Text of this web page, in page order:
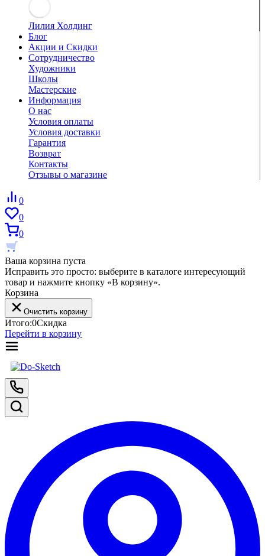
Лилия Холдинг
Блог
Акции и Скидки
Сотрудничество
Художники
Школы
Мастерские
Информация
О нас
Условия оплаты
Условия доставки
Гарантия
Возврат
Контакты
Отзывы о магазине
0
0
0
Ваша корзина пуста
Исправить это просто: выберите в каталоге интересующий
товар и нажмите кнопку «В корзину».
Корзина
Очистить корзину
Итого:0Скидка
Перейти в корзину